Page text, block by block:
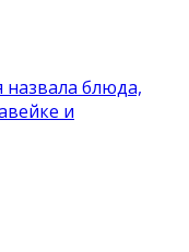
назвала блюда,
и